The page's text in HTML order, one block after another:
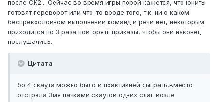
после СК2... Сейчас во время игры порой кажется, что юниты
готовят переворот или что-то вроде того, т.к. ни о каком
беспрекословном выполнении команд и речи нет, некоторым
приходится по 3 раза повторять приказы, чтобы они наконец
послушались.
Цитата
бо 4 скаута можно было и поактивней сыграть,вместо
отстрела 3мя пачками скаутов одних слаг возле